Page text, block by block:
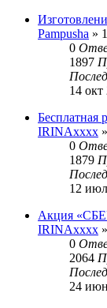
Pampusha »
0
1897
14 окт
Бесплатная
IRINAxxxx
0
1879
12
Акция
IRINAxxxx
0
2064
24